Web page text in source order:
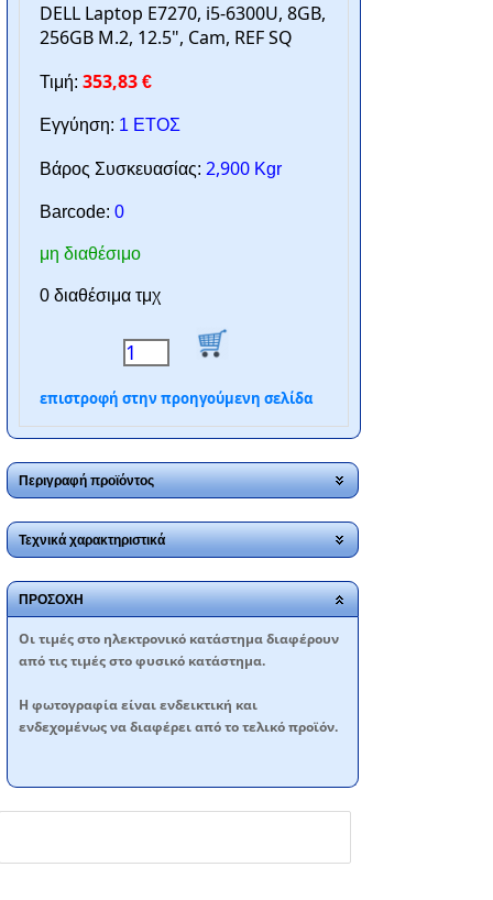
DELL Laptop E7270, i5-6300U, 8GB,
256GB M.2, 12.5", Cam, REF SQ
Τιμή: 353,83 €
Εγγύηση: 1 ΕΤΟΣ
Βάρος Συσκευασίας: 2,900 Kgr
Barcode: 0
μη διαθέσιμο
0 διαθέσιμα τμχ
επιστροφή στην προηγούμενη σελίδα
Περιγραφή προϊόντος
Τεχνικά χαρακτηριστικά
ΠΡΟΣΟΧΗ
Oι τιμές στο ηλεκτρονικό κατάστημα διαφέρουν
από τις τιμές στο φυσικό κατάστημα.
Η φωτογραφία είναι ενδεικτική και
ενδεχομένως να διαφέρει από το τελικό προϊόν.